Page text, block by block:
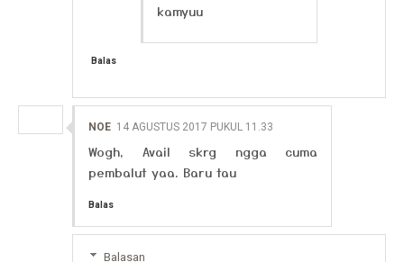
kamyuu
Balas
NOE 14 AGUSTUS 2017 PUKUL 11.33
Wogh, Avail skrg ngga cuma
pembalut yaa. Baru tau
Balas
Balasan